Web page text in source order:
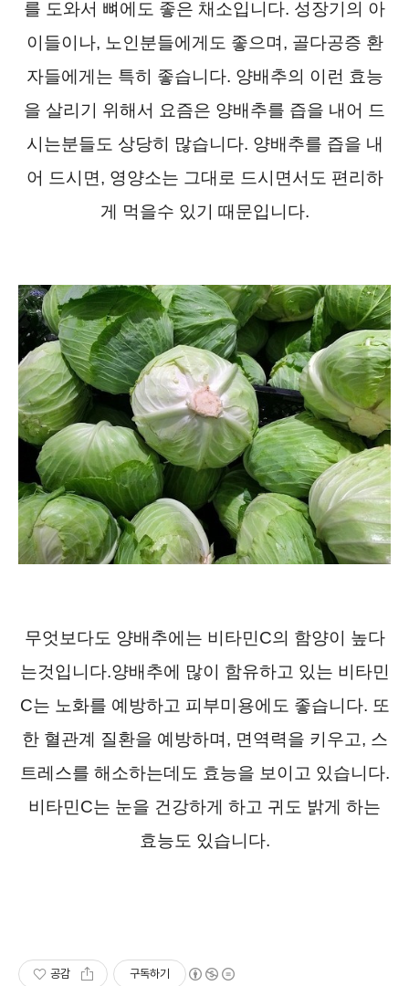
를 도와서 뼈에도 좋은 채소입니다. 성장기의 아
이들이나, 노인분들에게도 좋으며, 골다공증 환
자들에게는 특히 좋습니다. 양배추의 이런 효능
을 살리기 위해서 요즘은 양배추를 즙을 내어 드
시는분들도 상당히 많습니다. 양배추를 즙을 내
어 드시면, 영양소는 그대로 드시면서도 편리하
게 먹을수 있기 때문입니다.
무엇보다도 양배추에는 비타민C의 함양이 높다
는것입니다.양배추에 많이 함유하고 있는 비타민
C는 노화를 예방하고 피부미용에도 좋습니다. 또
한 혈관계 질환을 예방하며, 면역력을 키우고, 스
트레스를 해소하는데도 효능을 보이고 있습니다.
비타민C는 눈을 건강하게 하고 귀도 밝게 하는
효능도 있습니다.
공감 구독하기